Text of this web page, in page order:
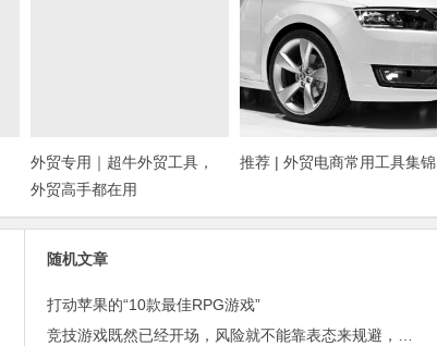
外贸专用｜超牛外贸工具，
外贸高手都在用
推荐 | 外贸电商常用工具集锦
随机文章
打动苹果的“10款最佳RPG游戏”
竞技游戏既然已经开场，风险就不能靠表态来规避，更不用说甩卖资产了